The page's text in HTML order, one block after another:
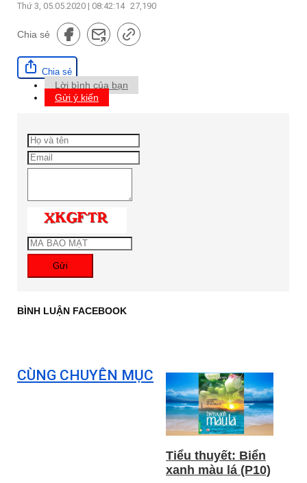
Thứ 3, 05.05.2020 | 08:42:14 27,190
Chia sẻ
Chia sẻ
Lời bình của bạn
Gửi ý kiến
Gửi
BÌNH LUẬN FACEBOOK
CÙNG CHUYÊN MỤC
Tiểu thuyết: Biển
xanh màu lá (P10)